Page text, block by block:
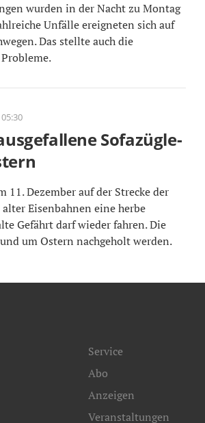
wurden in der Nacht zu Montag
Unfälle ereigneten sich auf
Das stellte auch die
Sofazügle-
11. Dezember auf der Strecke der
Eisenbahnen eine herbe
Gefährt darf wieder fahren. Die
um Ostern nachgeholt werden.
Service
Abo
Anzeigen
Veranstaltungen